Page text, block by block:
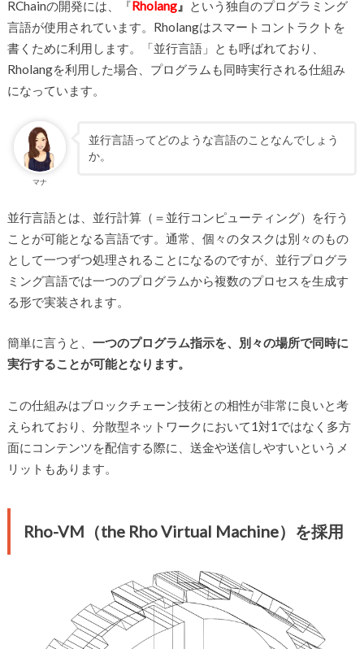
RChainの開発には、『Rholang』 という独自のプログラミング
言語が使用されています。Rholangはスマートコントラクトを
書くために利用します。「並行言語」とも呼ばれており、
Rholangを利用した場合、プログラムも同時実行される仕組み
になっています。
マナ
並行言語ってどのような言語のことなんでしょう
か。
並行言語とは、並行計算（＝並行コンピューティング）を行う
ことが可能となる言語です。通常、個々のタスクは別々のもの
として一つずつ処理されることになるのですが、並行プログラ
ミング言語では一つのプログラムから複数のプロセスを生成す
る形で実装されます。
簡単に言うと、 一つのプログラム指示を、別々の場所で同時に
実行することが可能となります。
この仕組みはブロックチェーン技術との相性が非常に良いと考
えられており、分散型ネットワークにおいて1対1ではなく多方
面にコンテンツを配信する際に、送金や送信しやすいというメ
リットもあります。
Rho-VM（the Rho Virtual Machine）を採用